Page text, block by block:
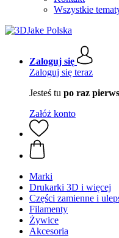
Wszystkie
Zaloguj się
Zaloguj się teraz
Jesteś tu po raz
Załóż konto
Marki
Drukarki 3D i więcej
Części zamienne i
Filamenty
Żywice
Akcesoria